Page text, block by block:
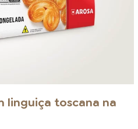
linguiça toscana na